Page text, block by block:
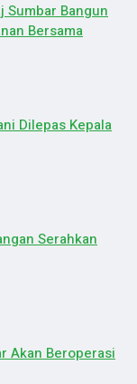
Sumbar Bangun
Bersama
Dilepas Kepala
Serahkan
Akan Beroperasi